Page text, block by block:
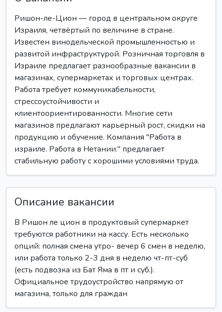
Ришон-ле-Цион — город в центральном округе
Израиля, четвёртый по величине в стране.
Известен винодельческой промышленностью и
развитой инфраструктурой. Розничная торговля в
Израиле предлагает разнообразные вакансии в
магазинах, супермаркетах и торговых центрах.
Работа требует коммуникабельности,
стрессоустойчивости и
клиентоориентированности. Многие сети
магазинов предлагают карьерный рост, скидки на
продукцию и обучение. Компания "Работа в
израиле. Работа в Нетании." предлагает
стабильную работу с хорошими условиями труда.
Описание вакансии
В Ришон ле цион в продуктовый супермаркет
требуются работники на кассу. Есть несколько
опций: полная смена утро- вечер 6 смен в неделю,
или работа только 2-3 дня в неделю чт-пт-суб
(есть подвозка из Бат Яма в пт и суб.).
Официальное трудоустройство напрямую от
магазина, только для граждан